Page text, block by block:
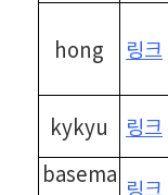
hong 링크
kykyu
링크
basema
링크